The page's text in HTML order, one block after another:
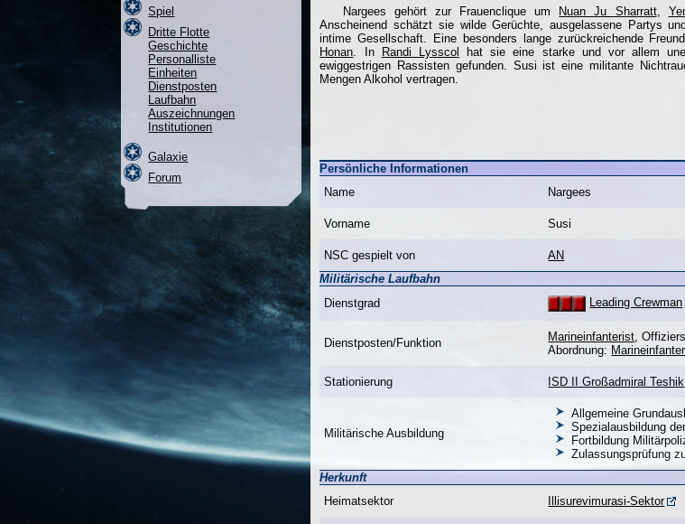
Spiel
Dritte Flotte
Geschichte
Personalliste
Einheiten
Dienstposten
Laufbahn
Auszeichnungen
Institutionen
Galaxie
Forum
Nargees gehört zur Frauenclique um
Nuan Ju Sharratt,
Anscheinend schätzt sie wilde Gerüchte, ausgelassene Partys
intime Gesellschaft. Eine besonders lange zurückreichende
Honan. In Randi Lysscol
hat sie eine starke und vor allem
ewiggestrigen Rassisten gefunden. Susi ist eine militante
Mengen Alkohol vertragen.
Persönliche Informationen
Name
Nargees
Vorname Susi
NSC gespielt von
AN
Militärische Laufbahn
Dienstgrad
Leading Crewman
Dienstposten/Funktion Marineinfanterist ,
Abordnung:
Stationierung ISD II Großadmiral Teshik
Militärische Ausbildung
Allgemeine
Spezialausbildung
Fortbildung
Zulassungsprüfung
Herkunft
Heimatsektor
Illisurevimurasi-Sektor